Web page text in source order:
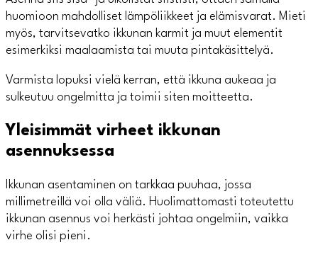
huomioon mahdolliset lämpöliikkeet ja elämisvarat. Mieti
myös, tarvitsevatko ikkunan karmit ja muut elementit
esimerkiksi maalaamista tai muuta pintakäsittelyä.
Varmista lopuksi vielä kerran, että ikkuna aukeaa ja
sulkeutuu ongelmitta ja toimii siten moitteetta.
Yleisimmät virheet ikkunan
asennuksessa
Ikkunan asentaminen on tarkkaa puuhaa, jossa
millimetreillä voi olla väliä. Huolimattomasti toteutettu
ikkunan asennus voi herkästi johtaa ongelmiin, vaikka
virhe olisi pieni.